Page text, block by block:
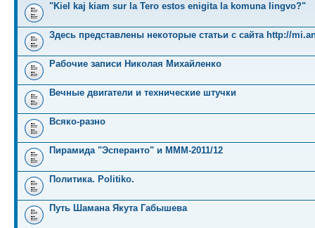
"Kiel kaj kiam sur la Tero estos enigita la komuna lingvo?"
Здесь представлены некоторые статьи с сайта http://
Рабочие записи Николая Михайленко
Вечные двигатели и технические штучки
Всяко-разно
Пирамида "Эсперанто" и MMM-2011/12
Политика. Politiko.
Путь Шамана Якута Габышева